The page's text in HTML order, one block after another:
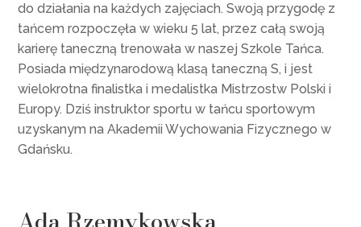
do działania na każdych zajęciach. Swoją przygodę z
tańcem rozpoczęła w wieku 5 lat, przez całą swoją
karierę taneczną trenowała w naszej Szkole Tańca.
Posiada międzynarodową klasą taneczną S, i jest
wielokrotna finalistka i medalistka Mistrzostw Polski i
Europy. Dziś instruktor sportu w tańcu sportowym
uzyskanym na Akademii Wychowania Fizycznego w
Gdańsku.